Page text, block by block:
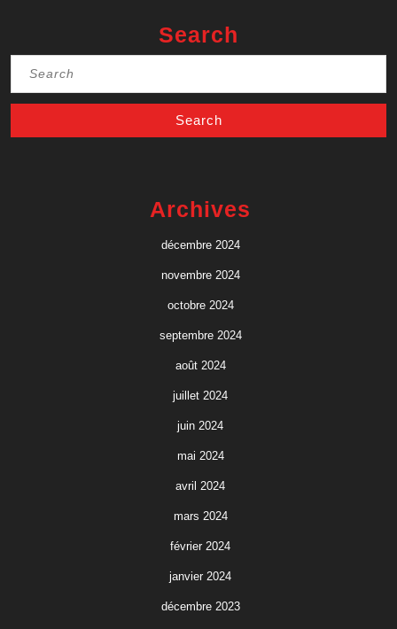
Search
Archives
décembre 2024
novembre 2024
octobre 2024
septembre 2024
août 2024
juillet 2024
juin 2024
mai 2024
avril 2024
mars 2024
février 2024
janvier 2024
décembre 2023